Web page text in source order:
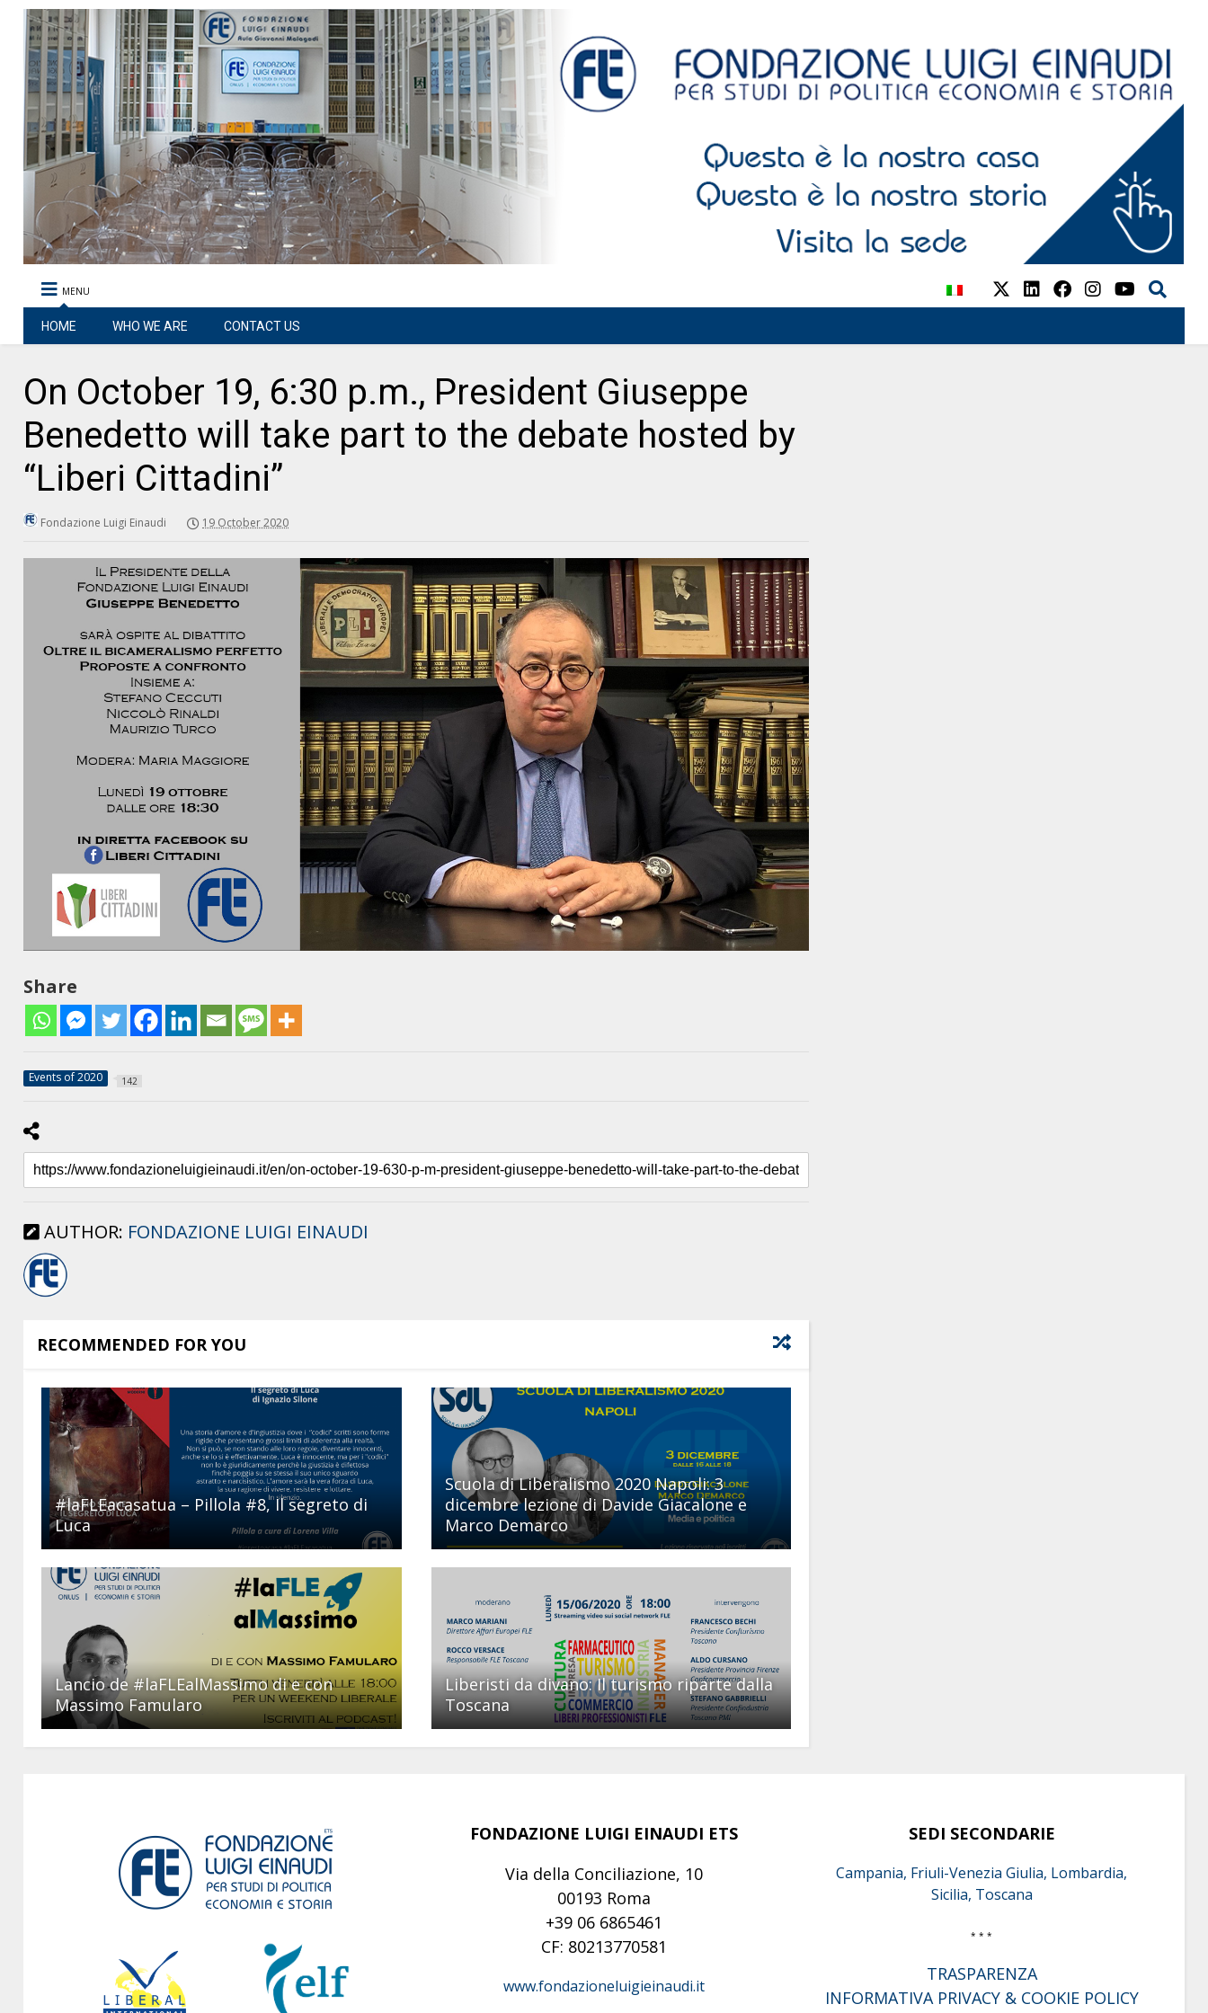
MENU
HOME WHO WE ARE CONTACT US
On October 19, 6:30 p.m., President Giuseppe
Benedetto will take part to the debate hosted by
“Liberi Cittadini”
Fondazione Luigi Einaudi 19 October 2020
Share
Events of 2020 142
AUTHOR: FONDAZIONE LUIGI EINAUDI
RECOMMENDED FOR YOU
#laFLEacasatua – Pillola #8, Il segreto di
Luca
Scuola di Liberalismo 2020 Napoli: 3
dicembre lezione di Davide Giacalone e
Marco Demarco
Lancio de #laFLEalMassimo di e con
Massimo Famularo
Liberisti da divano: Il turismo riparte dalla
Toscana
FONDAZIONE LUIGI EINAUDI ETS
Via della Conciliazione, 10
00193 Roma
+39 06 6865461
CF: 80213770581
www.fondazioneluigieinaudi.it
SEDI SECONDARIE
Campania, Friuli-Venezia Giulia, Lombardia,
Sicilia, Toscana
* * *
TRASPARENZA
INFORMATIVA PRIVACY & COOKIE POLICY